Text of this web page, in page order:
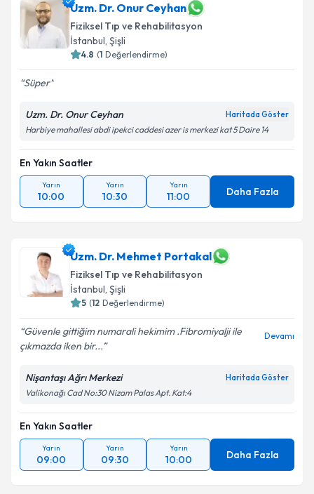
Uzm. Dr. Onur Ceyhan
Fiziksel Tıp ve Rehabilitasyon
İstanbul, Şişli
4.8 (1 Değerlendirme)
Süper
Uzm. Dr. Onur Ceyhan Haritada Göster
Harbiye mahallesi abdi ipekci caddesi azer is merkezi kat 5 Daire 14
En Yakın Saatler
Yarın
10:00
Yarın
10:30
Yarın
11:00 Daha Fazla
Uzm. Dr. Mehmet Portakal
Fiziksel Tıp ve Rehabilitasyon
İstanbul, Şişli
5 (12 Değerlendirme)
Güvenle gittiğim numarali hekimim .Fibromiyalji ile
çıkmazda iken bir...
Devamı
Nişantaşı Ağrı Merkezi Haritada Göster
Valikonağı Cad No:30 Nizam Palas Apt. Kat:4
En Yakın Saatler
Yarın
09:00
Yarın
09:30
Yarın
10:00 Daha Fazla